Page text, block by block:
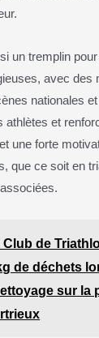
un tremplin
avec des
nationales
et
une forte
que ce soit en
Club de
de déchets
sur la